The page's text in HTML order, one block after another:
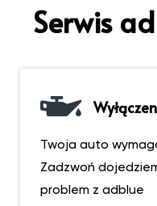
Serwis
Twoja auto
Zadzwoń
problem z adblue